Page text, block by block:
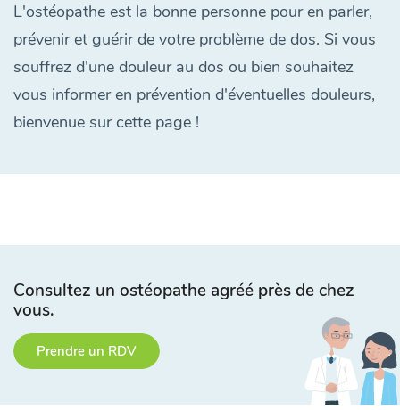
L'ostéopathe est la bonne personne pour en parler,
prévenir et guérir de votre problème de dos. Si vous
souffrez d'une douleur au dos ou bien souhaitez
vous informer en prévention d'éventuelles douleurs,
bienvenue sur cette page !
Consultez un ostéopathe agréé près de chez
vous.
Prendre un RDV